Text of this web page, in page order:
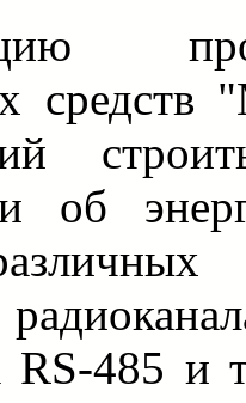
об
RS-485 и